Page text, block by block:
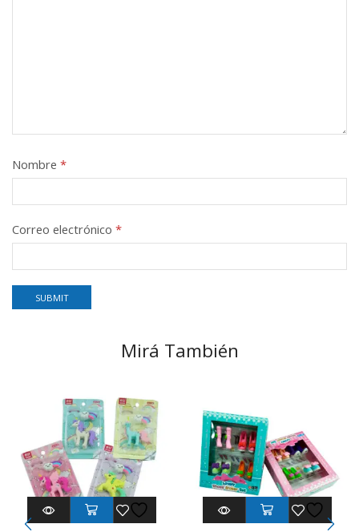
Nombre *
Correo electrónico *
Mirá También